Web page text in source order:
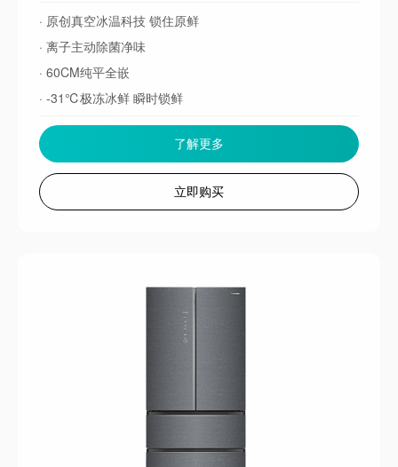
· 原创真空冰温科技 锁住原鲜
· 离子主动除菌净味
· 60CM纯平全嵌
· -31℃极冻冰鲜 瞬时锁鲜
了解更多
立即购买